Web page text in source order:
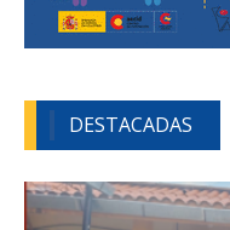
DESTACADAS